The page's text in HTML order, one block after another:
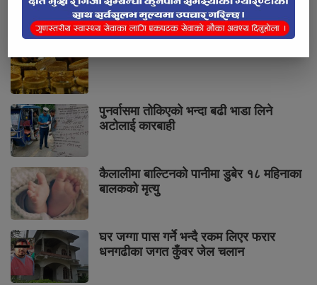
भर्खरै लोकप्रिय प्रतिक्रियाहरु
पुनर्वासमा तोकिएको भन्दा बढी भाडा लिने
अटोलाई कारबाही
कैलालीमा बाल्टिनको पानीमा डुबेर १८ महिनाका
बालकको मृत्यु
घर जग्गा पास गर्ने भन्दै रकम लिएर फरार
धनगढीका जगत कुँवर जेल चलान